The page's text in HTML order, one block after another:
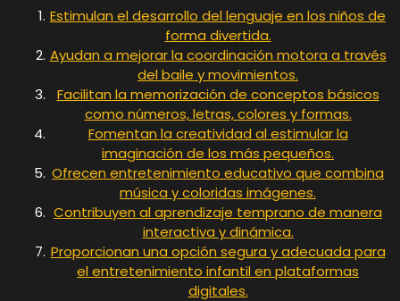
Estimulan el desarrollo del lenguaje en los niños de
forma divertida.
Ayudan a mejorar la coordinación motora a través
del baile y movimientos.
Facilitan la memorización de conceptos básicos
como números, letras, colores y formas.
Fomentan la creatividad al estimular la
imaginación de los más pequeños.
Ofrecen entretenimiento educativo que combina
música y coloridas imágenes.
Contribuyen al aprendizaje temprano de manera
interactiva y dinámica.
Proporcionan una opción segura y adecuada para
el entretenimiento infantil en plataformas
digitales.